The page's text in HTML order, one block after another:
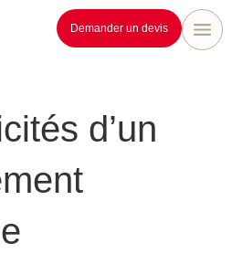
Demander un devis
d’un